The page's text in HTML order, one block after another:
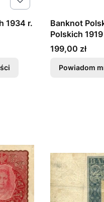
1934 r.
Banknot
Polskich 1919
Cena
199,00 zł
Powiadom